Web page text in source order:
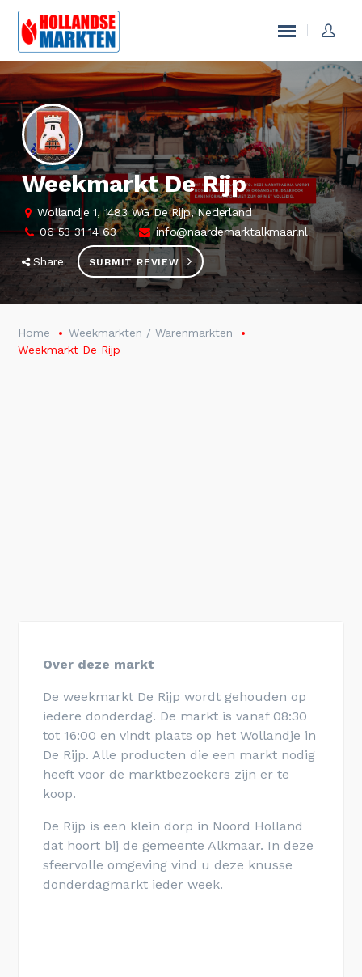
Weekmarkt De Rijp
Wollandje 1, 1483 WG De Rijp, Nederland
06 53 31 14 63
info@naardemarktalkmaar.nl
Share SUBMIT REVIEW
Home
Weekmarkten / Warenmarkten
Weekmarkt De Rijp
Over deze markt
De weekmarkt De Rijp wordt gehouden op
iedere donderdag. De markt is vanaf 08:30
tot 16:00 en vindt plaats op het Wollandje in
De Rijp. Alle producten die een markt nodig
heeft voor de marktbezoekers zijn er te
koop.
De Rijp is een klein dorp in Noord Holland
dat hoort bij de gemeente Alkmaar. In deze
sfeervolle omgeving vind u deze knusse
donderdagmarkt ieder week.